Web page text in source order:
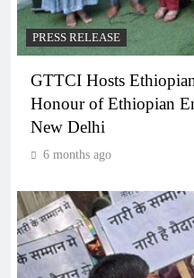
PRESS RELEASE
GTTCI Hosts
Honour of Ethiopian
New Delhi
6 months ago